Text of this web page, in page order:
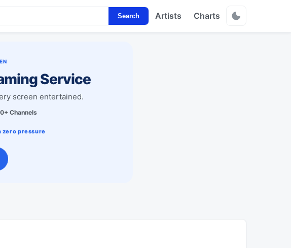
Search Artists Charts
Service
screen entertained.
Channels
zero pressure